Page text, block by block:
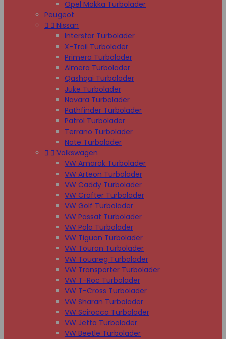
Opel Mokka Turbolader
Peugeot
  Nissan
Interstar Turbolader
X-Trail Turbolader
Primera Turbolader
Almera Turbolader
Qashqai Turbolader
Juke Turbolader
Navara Turbolader
Pathfinder Turbolader
Patrol Turbolader
Terrano Turbolader
Note Turbolader
  Volkswagen
VW Amarok Turbolader
VW Arteon Turbolader
VW Caddy Turbolader
VW Crafter Turbolader
VW Golf Turbolader
VW Passat Turbolader
VW Polo Turbolader
VW Tiguan Turbolader
VW Touran Turbolader
VW Touareg Turbolader
VW Transporter Turbolader
VW T-Roc Turbolader
VW T-Cross Turbolader
VW Sharan Turbolader
VW Scirocco Turbolader
VW Jetta Turbolader
VW Beetle Turbolader